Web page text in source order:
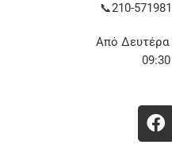
📞210-
Από